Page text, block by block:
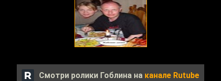
Смотри ролики Гоблина на канале Rutube